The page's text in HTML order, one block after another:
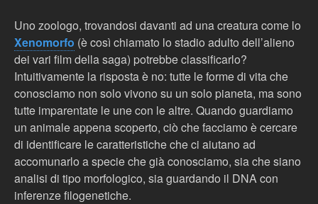
Uno zoologo, trovandosi davanti ad una creatura come lo
Xenomorfo (è così chiamato lo stadio adulto dell’alieno
dei vari film della saga) potrebbe classificarlo?
Intuitivamente la risposta è no: tutte le forme di vita che
conosciamo non solo vivono su un solo pianeta, ma sono
tutte imparentate le une con le altre. Quando guardiamo
un animale appena scoperto, ciò che facciamo è cercare
di identificare le caratteristiche che ci aiutano ad
accomunarlo a specie che già conosciamo, sia che siano
analisi di tipo morfologico, sia guardando il DNA con
inferenze filogenetiche.